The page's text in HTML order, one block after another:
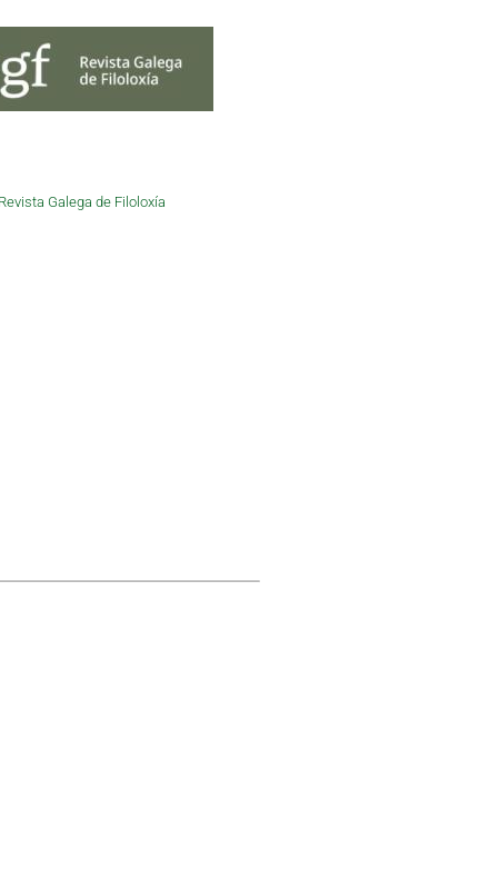
Revista Galega de Filoloxía